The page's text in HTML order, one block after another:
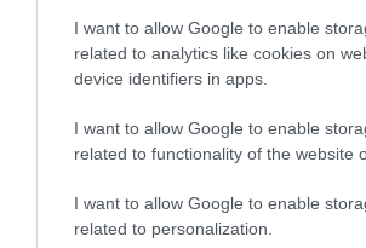
I want to allow Google to enable
related to analytics like cookies on
device identifiers in apps.
I want to allow Google to enable
related to functionality of the website
I want to allow Google to enable
related to personalization.
Τσίπρας: Στις 2
του οικονομικού
στη Θεσσαλονίκη
Παλαιό Φάληρο: Συνελήφθη
μέλος της εγκληματικής
“Έντικ” – Κατηγορείται για
ξυλοδαρμούς επιχειρηματιών